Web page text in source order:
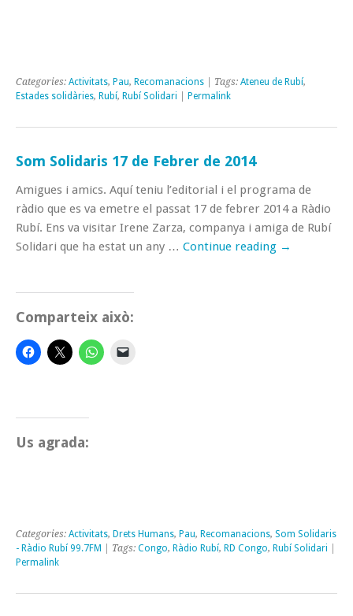
Categories: Activitats, Pau, Recomanacions | Tags: Ateneu de Rubí,
Estades solidàries, Rubí, Rubí Solidari Permalink
Som Solidaris 17 de Febrer de 2014
Amigues i amics. Aquí teniu l’editorial i el programa de
ràdio que es va emetre el passat 17 de febrer 2014 a Ràdio
Rubí. Ens va visitar Irene Zarza, companya i amiga de Rubí
Solidari que ha estat un any … Continue reading →
Comparteix això:
Us agrada:
Categories: Activitats, Drets Humans, Pau, Recomanacions, Som Solidaris
- Ràdio Rubí 99.7FM
| Tags: Congo, Ràdio Rubí, RD Congo, Rubí Solidari
Permalink